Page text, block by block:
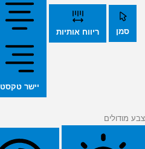
סמן ריווח אותיות
יישר טקסט
צבע מודולים